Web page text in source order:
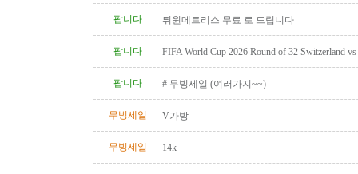
팝니다 튀윈메트리스 무료 로 드립니다
팝니다
FIFA World Cup 2026 Round of 32 Switzerland
팝니다
# 무빙세일 (여러가지~~)
무빙세일 V가방
무빙세일 14k